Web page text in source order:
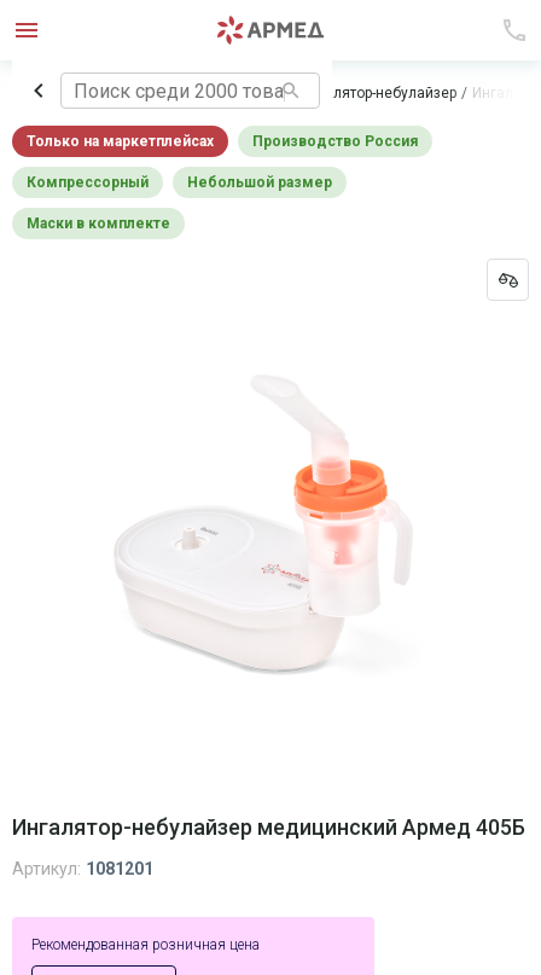
Главная Медицинское оборудование Ингалятор-небулайзер
Только на маркетплейсах производство Россия
компрессорный небольшой размер
маски в комплекте
Ингалятор-небулайзер медицинский Армед 405Б
Артикул: 1081201
Рекомендованная розничная цена